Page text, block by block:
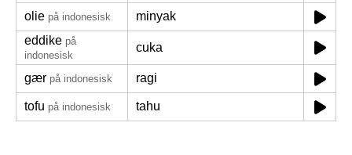
olie på indonesisk
minyak
eddike på
indonesisk
cuka
gær på indonesisk ragi
tofu på indonesisk tahu